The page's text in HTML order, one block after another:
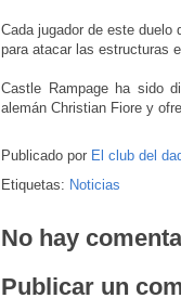
Cada jugador de este
para atacar las estructuras
Castle Rampage ha sido
alemán Christian Fiore y
Publicado por El club del
Etiquetas: Noticias
No hay
Publicar un